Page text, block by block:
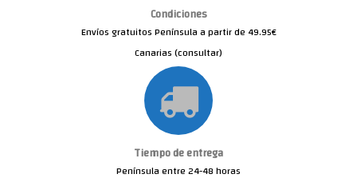
Condiciones
Envíos gratuitos Península a partir de 49.95€
Canarias (consultar)
Tiempo de entrega
Península entre 24-48 horas